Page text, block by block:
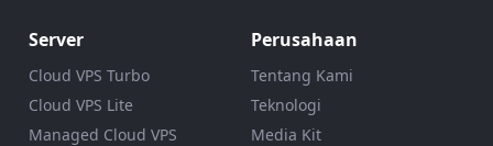
Server
Cloud VPS Turbo
Cloud VPS Lite
Managed Cloud VPS
Perusahaan
Tentang Kami
Teknologi
Media Kit